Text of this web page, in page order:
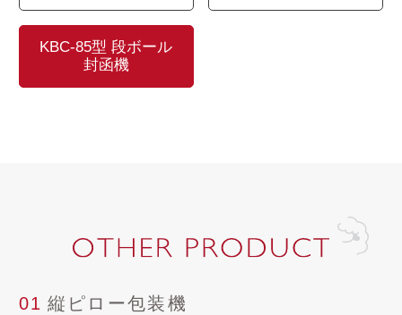
KBC-85型 段ボール
封函機
01 縦ピロー包装機